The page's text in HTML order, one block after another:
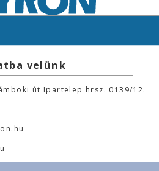
velünk
út Ipartelep hrsz. 0139/12.